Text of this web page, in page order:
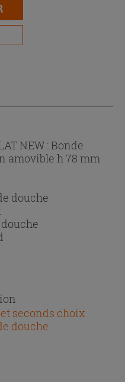
NEW : Bonde
amovible h 78 mm
douche
seconds choix
douche